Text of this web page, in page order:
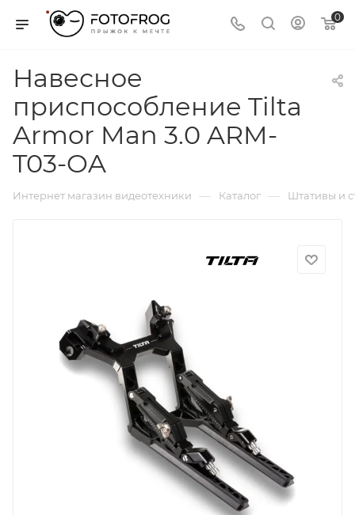
0
Навесное
приспособление Tilta
Armor Man 3.0 ARM-
T03-OA
Интернет магазин видеотехники — Каталог — Штативы и